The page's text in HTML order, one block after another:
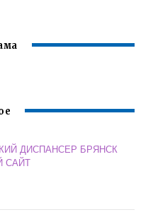
ДИСПАНСЕР БРЯНСК
САЙТ